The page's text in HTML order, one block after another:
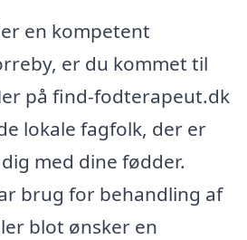
en kompetent
er du kommet til
på find-fodterapeut.dk
lokale fagfolk, der er
med dine fødder.
brug for behandling af
blot ønsker en